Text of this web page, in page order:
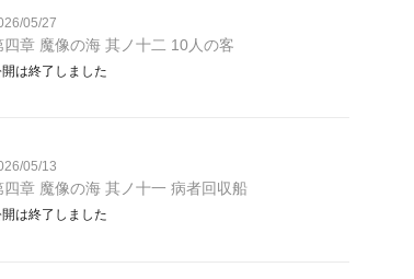
05/27
四章 魔像の海 其ノ十二 10人の客
は終了しました
05/13
四章 魔像の海 其ノ十一 病者回収船
は終了しました